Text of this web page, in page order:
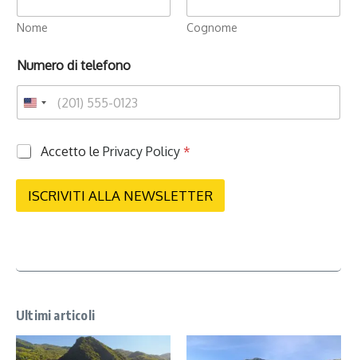
Nome Cognome
Numero di telefono
P
i
a
Accetto le Privacy Policy *
ISCRIVITI ALLA NEWSLETTER
Ultimi articoli